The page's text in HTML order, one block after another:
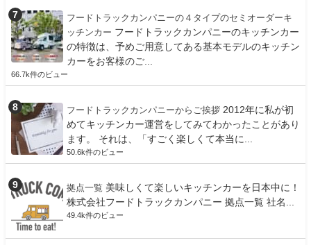
フードトラックカンパニーの４タイプのセミオーダーキ
ッチンカー フードトラックカンパニーのキッチンカー
の特徴は、予めご用意してある基本モデルのキッチン
カーをお客様のご...
66.7k件のビュー
フードトラックカンパニーからご挨拶 2012年に私が初
めてキッチンカー運営をしてみてわかったことがあり
ます。 それは、「すごく楽しくて本当に...
50.6k件のビュー
拠点一覧 美味しくて楽しいキッチンカーを日本中に！
株式会社フードトラックカンパニー 拠点一覧 社名...
49.4k件のビュー